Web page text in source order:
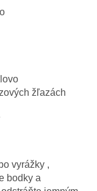
žľazách
vyrážky ,
bodky a